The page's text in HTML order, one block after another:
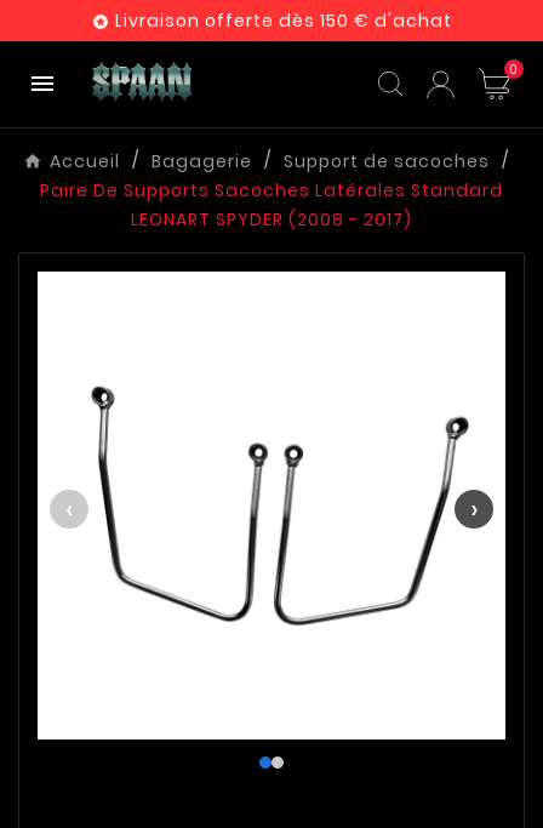
 Livraison offerte dès 150 € d'achat
 0
Accueil Bagagerie
Support de sacoches
Paire De Supports Sacoches Latérales Standard
LEONART SPYDER (2008 - 2017)
‹ ›